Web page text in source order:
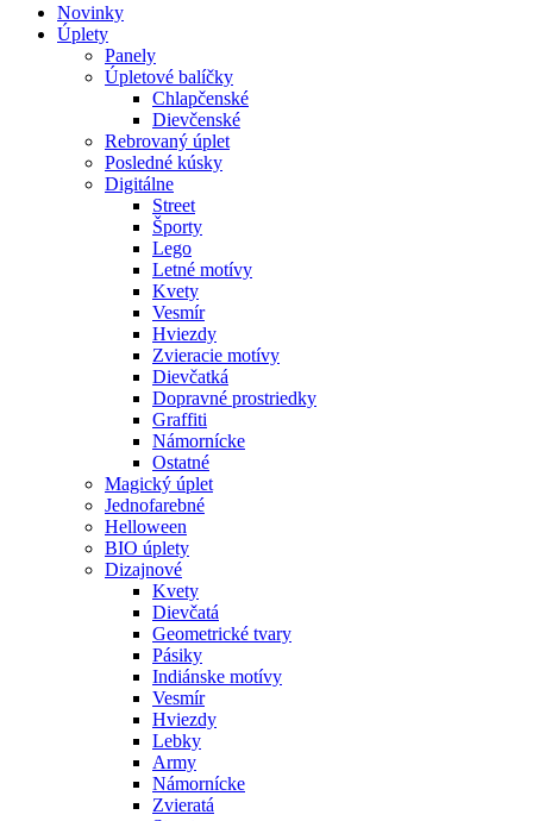
Novinky
Úplety
Panely
Úpletové balíčky
Chlapčenské
Dievčenské
Rebrovaný úplet
Posledné kúsky
Digitálne
Street
Športy
Lego
Letné motívy
Kvety
Vesmír
Hviezdy
Zvieracie motívy
Dievčatká
Dopravné prostriedky
Graffiti
Námornícke
Ostatné
Magický úplet
Jednofarebné
Helloween
BIO úplety
Dizajnové
Kvety
Dievčatá
Geometrické tvary
Pásiky
Indiánske motívy
Vesmír
Hviezdy
Lebky
Army
Námornícke
Zvieratá